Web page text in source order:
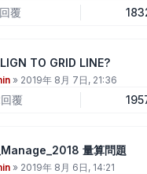
回覆
TO GRID LINE?
» 2019年 8月 7日, 21:36
回覆
量算問題
» 2019年 8月 6日, 14:21